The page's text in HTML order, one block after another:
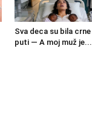
Sva deca su bila crne
puti — A moj muž je...